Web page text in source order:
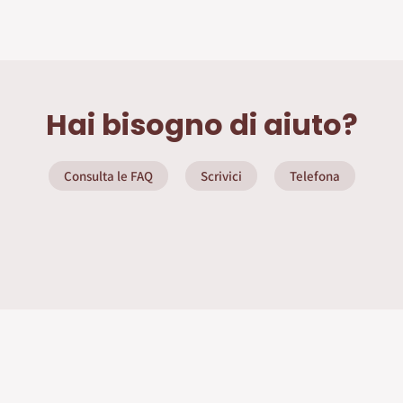
Hai bisogno di aiuto?
Consulta le FAQ Scrivici Telefona